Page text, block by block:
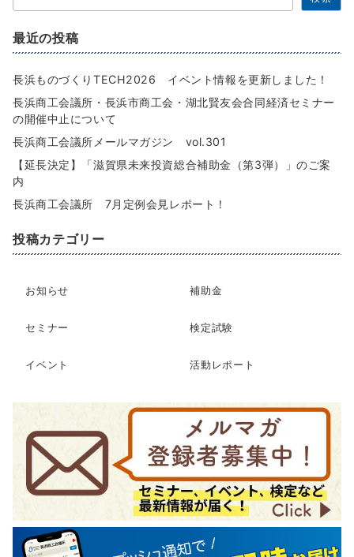
最近の投稿
長浜ものづくりTECH2026 イベント情報を更新しました！
長浜商工会議所・長浜市商工会・湖北賢友会合同経済セミナー
の開催中止について
長浜商工会議所メールマガジン vol.301
【延長決定】「滋賀県未来投資総合補助金（第3弾）」のご案
内
長浜商工会議所 7月定例会見レポート！
投稿カテゴリー
お知らせ 補助金
セミナー 検定試験
イベント 活動レポート